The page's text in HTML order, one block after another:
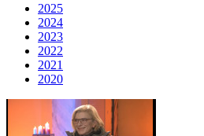
2025
2024
2023
2022
2021
2020